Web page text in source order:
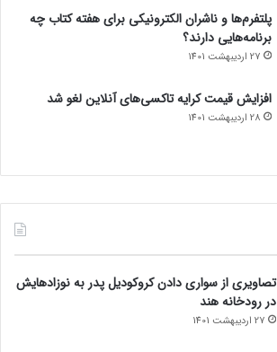
پلتفرم‌ها و ناشران الکترونیکی برای هفته کتاب چه
برنامه‌هایی دارند؟
27 اردیبهشت 1401
افزایش قیمت کرایه تاکسی‌های آنلاین لغو شد
28 اردیبهشت 1401
تصاویری از سواری دادن کروکودیل پدر به نوزادهایش
در رودخانه هند
27 اردیبهشت 1401